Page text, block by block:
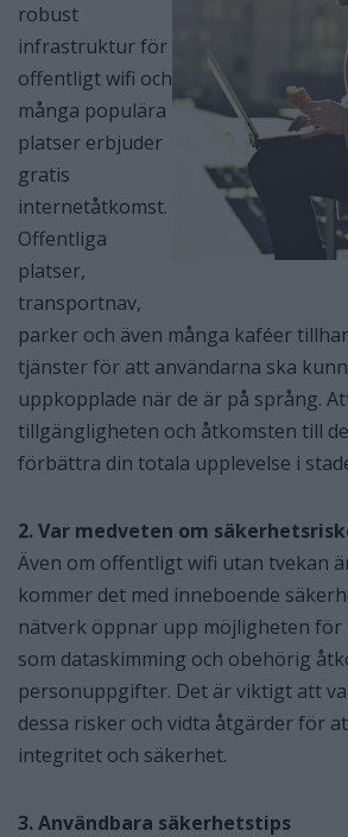
robust
infrastruktur för
offentligt wifi och
många populära
platser erbjuder
gratis
internetåtkomst.
Offentliga
platser,
transportnav,
parker och även många kaféer
tjänster för att användarna ska
uppkopplade när de är på språng.
tillgängligheten och åtkomsten till
förbättra din totala upplevelse i
2. Var medveten om
Även om offentligt wifi utan tvekan
kommer det med inneboende
nätverk öppnar upp möjligheten
som dataskimming och obehörig
personuppgifter. Det är viktigt att
dessa risker och vidta åtgärder för
integritet och säkerhet.
3. Användbara säkerhetstips